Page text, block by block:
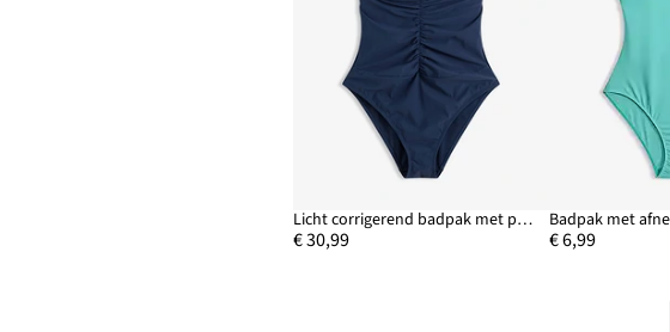
Licht corrigerend badpak met plooien
€ 30,99 € 6,99